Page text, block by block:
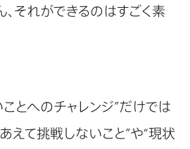
、それができるのはすごく素
ことへのチャレンジ”だけでは
えて挑戦しないこと”や“現状